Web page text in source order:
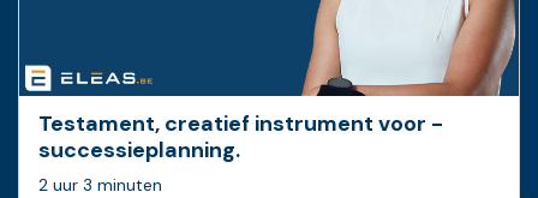
Testament, creatief ­instrument voor ­
successieplanning.
2 uur 3 minuten